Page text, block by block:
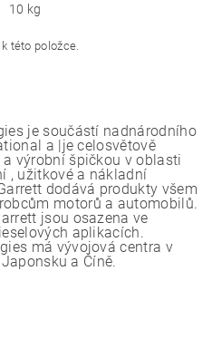
10 kg
této položce.
je součástí nadnárodního
a |je celosvětově
výrobní špičkou v oblasti
, užitkové a nákladní
dodává produkty všem
motorů a automobilů.
jsou osazena ve
aplikacích.
má vývojová centra v
a Číně.